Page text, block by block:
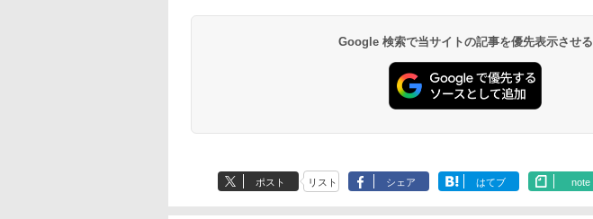
Google 検索で当サイトの記事を優先表示させる
ポスト リスト シェア はてブ note